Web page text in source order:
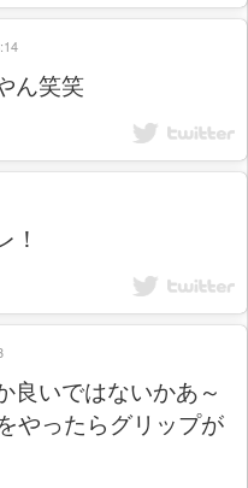
ん笑笑
！
良いではないかあ～
やったらグリップが